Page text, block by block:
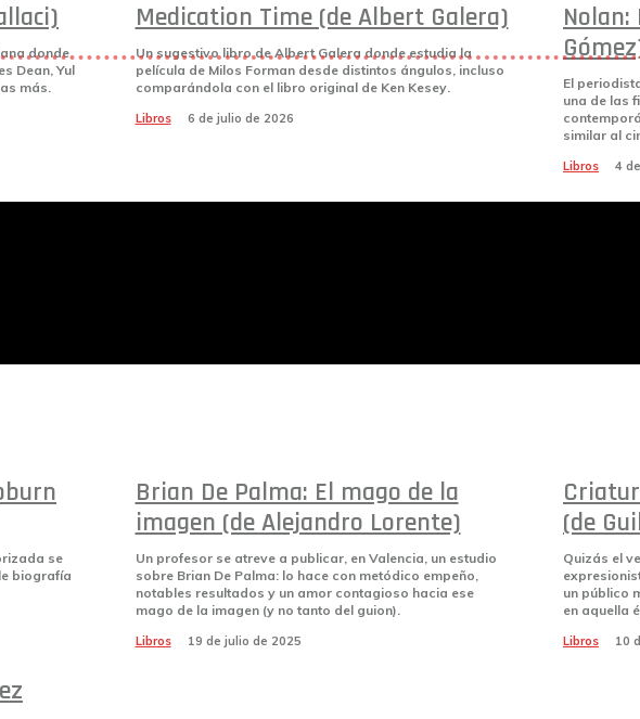
donde
Dean, Yul
más.
Medication Time (de Albert Galera)
Un sugestivo libro de Albert Galera donde estudia la
película de Milos Forman desde distintos ángulos, incluso
comparándola con el libro original de Ken Kesey.
Libros 6 de julio de 2026
Nolan:
El
una de las
similar al
Libros 4
se
biografía
Brian De Palma: El mago de la
imagen (de Alejandro Lorente)
Un profesor se atreve a publicar, en Valencia, un estudio
sobre Brian De Palma: lo hace con metódico empeño,
notables resultados y un amor contagioso hacia ese
mago de la imagen (y no tanto del guion).
Libros 19 de julio de 2025
(de
Quizás el
un público
en aquella
Libros 10